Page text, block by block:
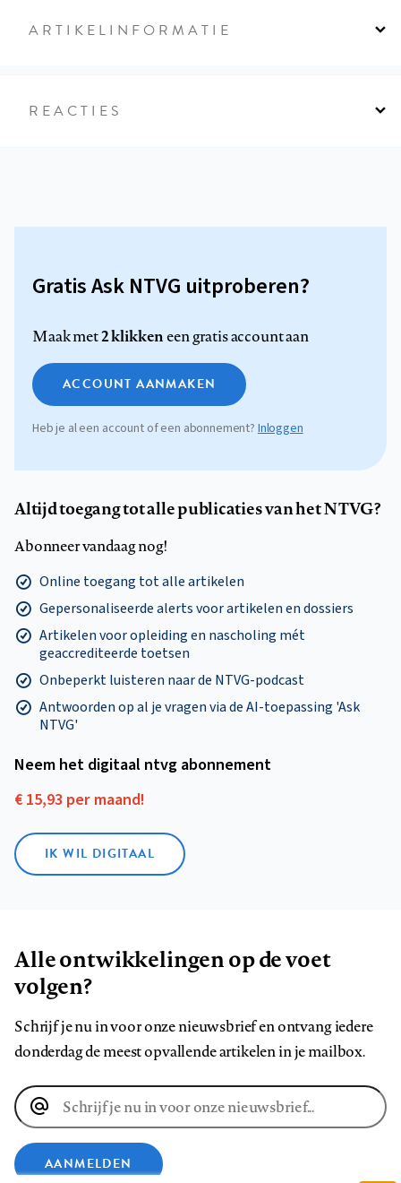
ARTIKELINFORMATIE
REACTIES
Gratis Ask NTVG uitproberen?
Maak met2 klikkeneen gratis account aan
ACCOUNT AANMAKEN
Heb je al een account of een abonnement?Inloggen
Altijd toegang tot alle publicaties van het NTVG?
Abonneer vandaag nog!
Online toegang tot alle artikelen
Gepersonaliseerde alerts voor artikelen en dossiers
Artikelen voor opleiding en nascholing mét
geaccrediteerde toetsen
Onbeperkt luisteren naar de NTVG-podcast
Antwoorden op al je vragen via de AI-toepassing 'Ask
NTVG'
Neem het digitaal ntvg abonnement
€ 15,93 per maand!
IK WIL DIGITAAL
Alle ontwikkelingen op de voet
volgen?
Schrijf je nu in voor onze nieuwsbrief en ontvang iedere
donderdag de meest opvallende artikelen in je mailbox.
E-
mailadres
AANMELDEN